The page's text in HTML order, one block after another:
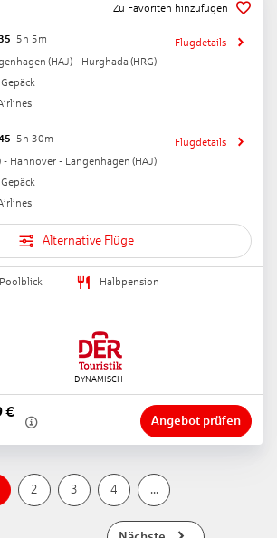
Zu Favoriten hinzufügen
5h 5m
(HAJ) - Hurghada (HRG)
Flugdetails
5h 30m
- Hannover - Langenhagen (HAJ)
Flugdetails
Alternative Flüge
Halbpension
€
Angebot prüfen
2 3 4 ...